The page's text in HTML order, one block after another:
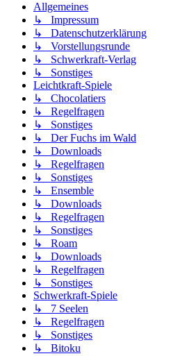
Allgemeines
↳ Impressum
↳ Datenschutzerklärung
↳ Vorstellungsrunde
↳ Schwerkraft-Verlag
↳ Sonstiges
Leichtkraft-Spiele
↳ Chocolatiers
↳ Regelfragen
↳ Sonstiges
↳ Der Fuchs im Wald
↳ Downloads
↳ Regelfragen
↳ Sonstiges
↳ Ensemble
↳ Downloads
↳ Regelfragen
↳ Sonstiges
↳ Roam
↳ Downloads
↳ Regelfragen
↳ Sonstiges
Schwerkraft-Spiele
↳ 7 Seelen
↳ Regelfragen
↳ Sonstiges
↳ Bitoku